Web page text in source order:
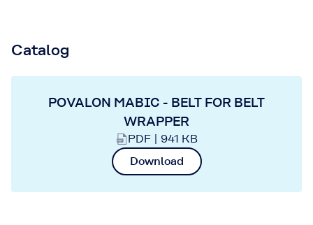
Catalog
POVALON MABIC - BELT FOR BELT
WRAPPER
PDF | 941 KB
Download